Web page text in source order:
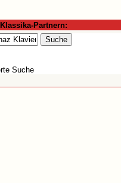
Partnern:
Suche